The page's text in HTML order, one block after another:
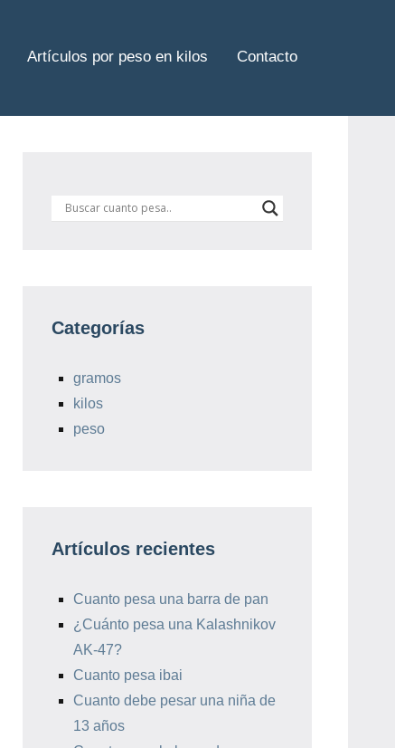
Artículos por peso en kilos Contacto
Categorías
gramos
kilos
peso
Artículos recientes
Cuanto pesa una barra de pan
¿Cuánto pesa una Kalashnikov
AK-47?
Cuanto pesa ibai
Cuanto debe pesar una niña de
13 años